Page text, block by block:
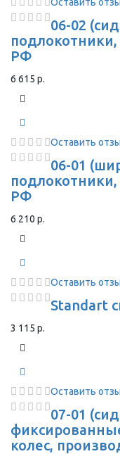
06-02
подлокотники,
РФ
6 615 р.
Оставить
06-01
подлокотники,
РФ
6 210 р.
Оставить
Standart
3 115 р.
Оставить
07-01
колес,